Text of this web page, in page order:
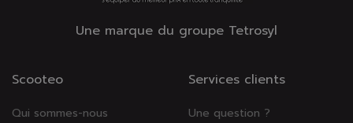
Une marque du groupe Tetrosyl
Scooteo
Qui sommes-nous
Services clients
Une question ?